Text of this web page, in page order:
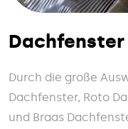
Durch die große
Dachfenster, Roto
und Braas